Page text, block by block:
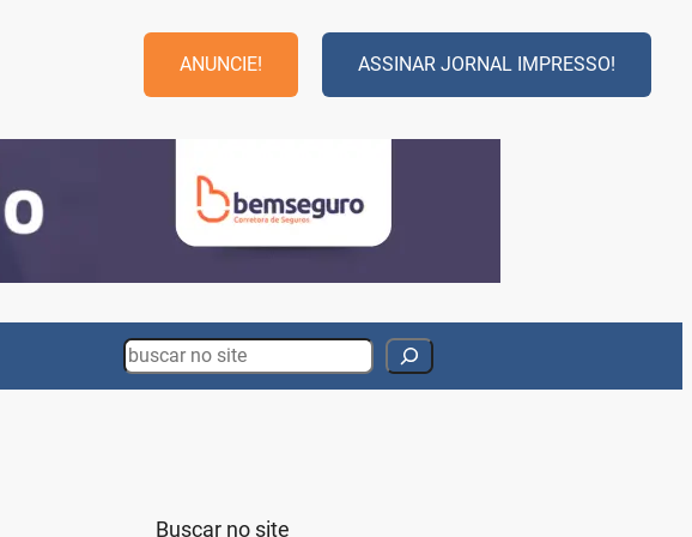
ANUNCIE! ASSINAR JORNAL IMPRESSO!
Search
Buscar no site